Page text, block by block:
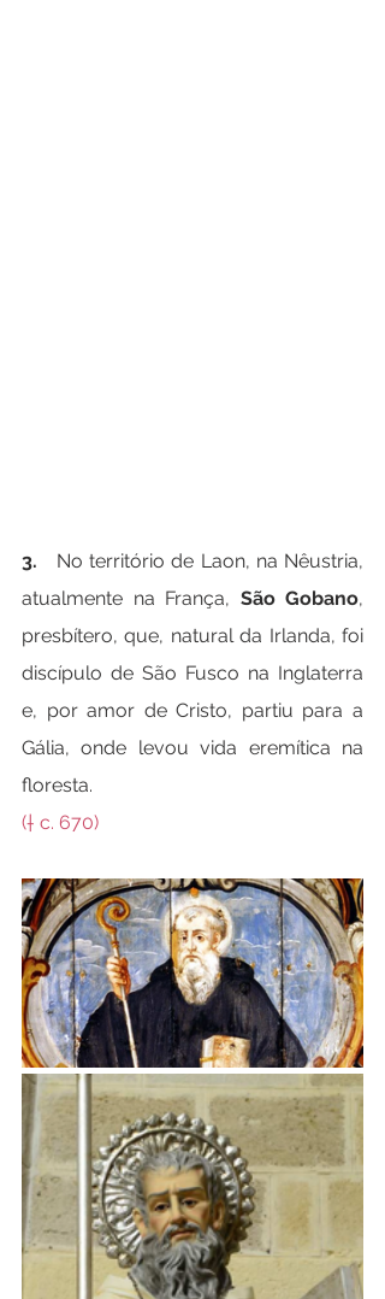
3. No território de Laon, na Nêustria,
atualmente na França, São Gobano,
presbítero, que, natural da Irlanda, foi
discípulo de São Fusco na Inglaterra
e, por amor de Cristo, partiu para a
Gália, onde levou vida eremítica na
floresta.
(† c. 670)